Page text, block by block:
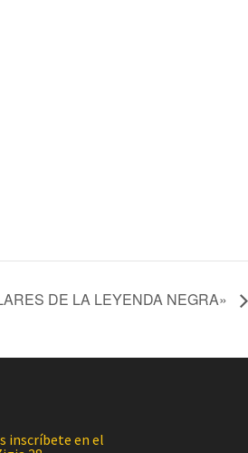
DE LA LEYENDA NEGRA»​
inscríbete en el